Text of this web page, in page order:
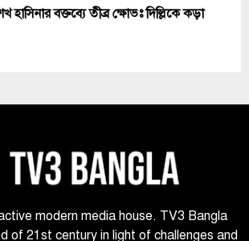
হাসিনার বক্তব্যে তীব্র ক্ষোভঃ দিল্লিকে কড়া
modern media house. TV3 Bangla
of 21st century in light of challenges and